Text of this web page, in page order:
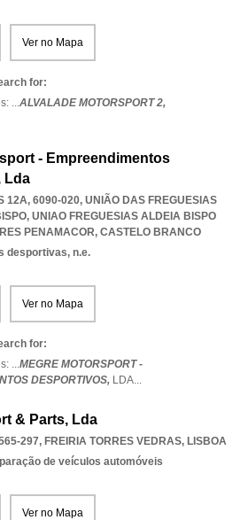
Ver no Mapa
for:
...ALVALADE MOTORSPORT 2,
- Empreendimentos
Lda
12A, 6090-020, UNIÃO DAS FREGUESIAS
, UNIAO FREGUESIAS ALDEIA BISPO
PENAMACOR, CASTELO BRANCO
desportivas, n.e.
Ver no Mapa
for:
...MEGRE MOTORSPORT -
DESPORTIVOS, LDA...
& Parts, Lda
297, FREIRIA TORRES VEDRAS, LISBOA
de veículos automóveis
Ver no Mapa